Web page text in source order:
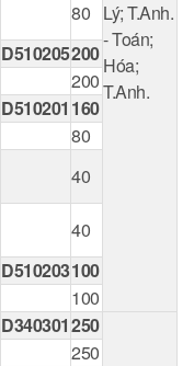
Lý; T.Anh.
- Toán;
Hóa;
T.Anh.
80
D510205200
200
D510201 160
80
40
40
D510203100
100
D340301250
250